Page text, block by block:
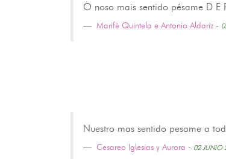
O noso mais sentido pésame D E
Marifè Quintela e Antonio Aldariz -
Nuestro mas sentido pesame a
Cesareo Iglesias y Aurora - 02 JUNIO